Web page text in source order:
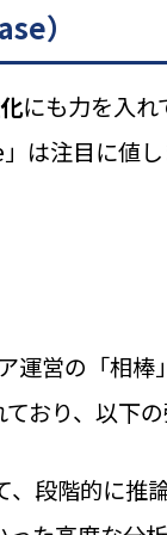
）
にも力を入れ
は注目に値し
営の「相
おり、以下
段階的に推